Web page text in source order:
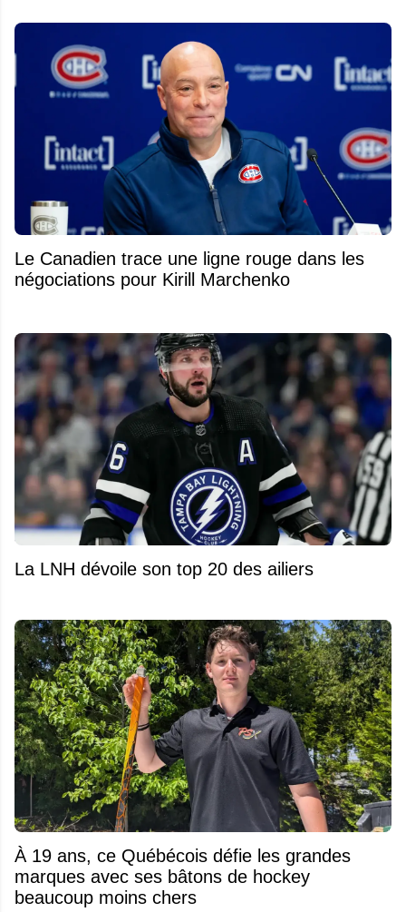
Le Canadien trace une ligne rouge dans les
négociations pour Kirill Marchenko
La LNH dévoile son top 20 des ailiers
À 19 ans, ce Québécois défie les grandes
marques avec ses bâtons de hockey
beaucoup moins chers